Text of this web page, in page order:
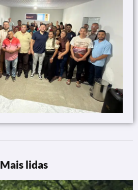
Mais lidas